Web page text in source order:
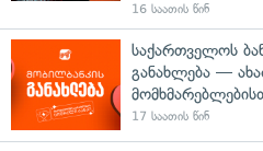
16 საათის წინ
საქართველოს
განახლება —
17 საათის წინ